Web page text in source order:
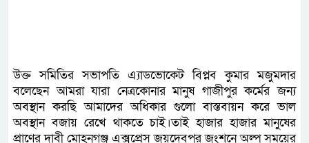
উক্ত সমিতির সভাপতি এ্যাডভোকেট বিপ্লব কুমার মজুমদার
বলেছেন আমরা যারা নেত্রকোনার মানুষ গাজীপুর কর্মের জন্য
অবস্থান করছি আমাদের অধিকার গুলো বাস্তবায়ন করে ভাল
অবস্থান বজায় রেখে থাকতে চাই।তাই হাজার হাজার মানুষের
প্রাণের দাবী মোহনগঞ্জ এক্সপ্রেস জয়দেবপুর জংশনে অল্প সময়ের